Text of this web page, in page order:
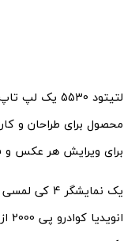
لتیتود 5530
محصول برای طراحان و
برای ویرایش هر عکس و
یک نمایشگر